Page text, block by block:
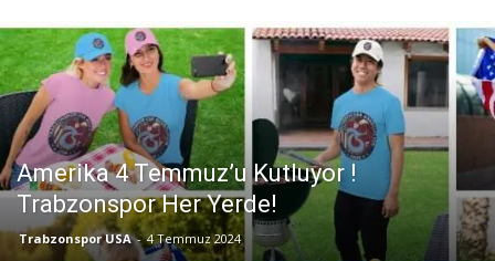
Amerika 4 Temmuz’u Kutluyor !
Trabzonspor Her Yerde!
Trabzonspor USA - 4 Temmuz 2024